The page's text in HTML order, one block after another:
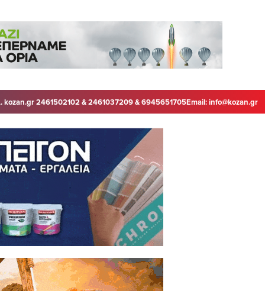
kozan.gr 2461502102 & 2461037209 & 6945651705Email:info@kozan.gr